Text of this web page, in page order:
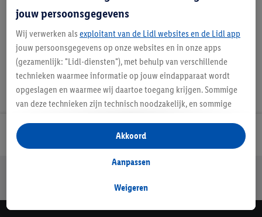
Details over productveiligheid
Lidl Nieuwsbrief
Jouw voordelen bij ons als Lidl webshop klant
Veilig winkelen
jouw persoonsgegevens
Wij verwerken als exploitant van de Lidl websites en de Lidl app
jouw persoonsgegevens op onze websites en in onze apps
(gezamenlijk: "Lidl-diensten"), met behulp van verschillende
technieken waarmee informatie op jouw eindapparaat wordt
opgeslagen en waarmee wij daartoe toegang krijgen. Sommige
van deze technieken zijn technisch noodzakelijk, en sommige
opslaan van voorkeursinstellingen, het verzamelen en
analyseren van statistieken of voor het tonen van
gepersonaliseerde reclame binnen en buiten de Lidl-diensten.
gegevens over jouw aankoopgedrag in de winkel ook voor de
Weigeren
Aanpassen
Akkoord